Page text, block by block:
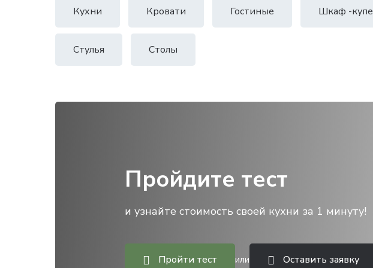
Кухни Кровати Гостиные Шкаф -купе
Стулья Столы
Пройдите тест
и узнайте стоимость своей кухни за 1 минуту!
Пройти тест или Оставить заявку